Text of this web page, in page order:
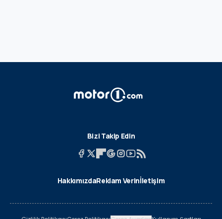
Bizi Takip Edin
HakkımızdaReklam Verinİletişim